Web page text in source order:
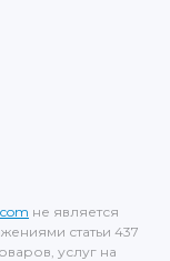
не является
статьи 437
услуг на